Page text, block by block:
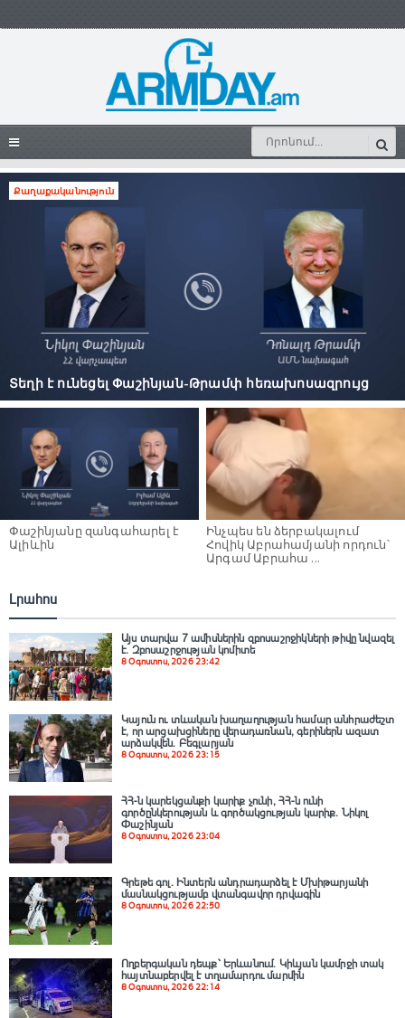
Քաղաքականություն
Տեղի է ունեցել Փաշինյան-Թրամփ հեռախոսազրույց
Փաշինյանը զանգահարել է
Ալիևին
Ինչպես են ձերբակալում
Հովիկ Աբրահամյանի որդուն՝
Արգամ Աբրահա ...
Լրահոս
Այս տարվա 7 ամիսներին զբոսաշրջիկների թիվը նվազել
է. Զբոսաշրջության կոմիտե
8 Օգոստոս, 2026 23:42
Կայուն ու տևական խաղաղության համար անհրաժեշտ
է, որ արցախցիները վերադառնան, գերիներն ազատ
արձակվեն․ Բեգլարյան
8 Օգոստոս, 2026 23:15
ՀՀ-ն կարեկցանքի կարիք չունի, ՀՀ-ն ունի
գործընկերության և գործակցության կարիք․ Նիկոլ
Փաշինյան
8 Օգոստոս, 2026 23:04
Գրեթե գոլ. Ինտերն անդրադարձել է Մխիթարյանի
մասնակցությամբ վտանգավոր դրվագին
8 Օգոստոս, 2026 22:50
Ողբերգական դեպք՝ Երևանում․ Կիևյան կամրջի տակ
հայտնաբերվել է տղամարդու մարմին
8 Օգոստոս, 2026 22:14